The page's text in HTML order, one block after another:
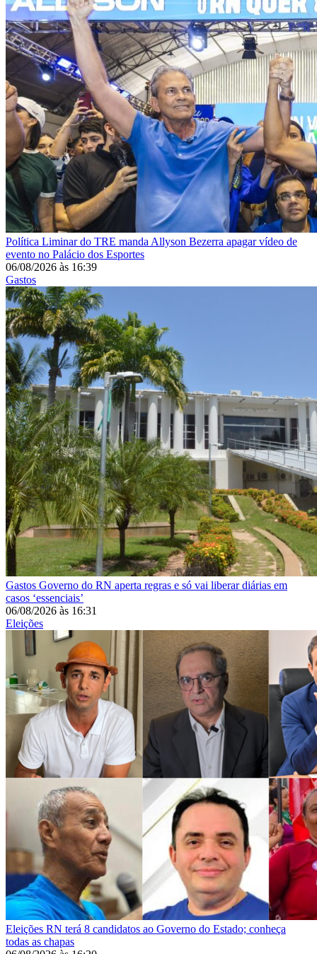
Política Liminar do TRE manda Allyson Bezerra apagar vídeo de
evento no Palácio dos Esportes
06/08/2026 às 16:39
Gastos
Gastos Governo do RN aperta regras e só vai liberar diárias em
casos ‘essenciais’
06/08/2026 às 16:31
Eleições
Eleições RN terá 8 candidatos ao Governo do Estado; conheça
todas as chapas